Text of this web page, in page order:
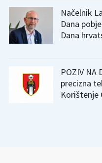
Načelnik
Dana
Dana
POZIV NA
precizna
Korištenje